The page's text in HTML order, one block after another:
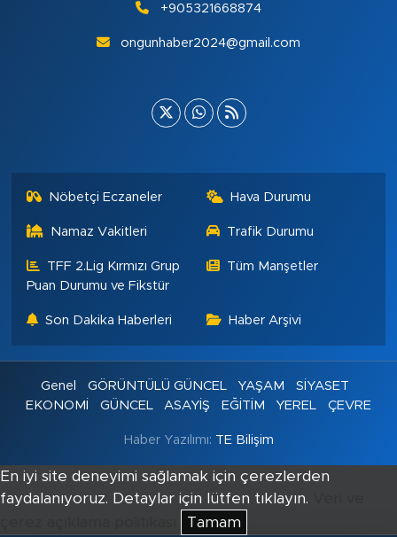
+905321668874
ongunhaber2024@gmail.com
Nöbetçi Eczaneler Hava Durumu
Namaz Vakitleri Trafik Durumu
TFF 2.Lig Kırmızı Grup
Puan Durumu ve Fikstür
Tüm Manşetler
Son Dakika Haberleri Haber Arşivi
Genel GÖRÜNTÜLÜ GÜNCEL YAŞAM
SİYASET
EKONOMİ
GÜNCEL ASAYİŞ EĞİTİM YEREL ÇEVRE
Haber Yazılımı: TE Bilişim
En iyi site deneyimi sağlamak için çerezlerden
faydalanıyoruz. Detaylar için lütfen tıklayın.
Tamam